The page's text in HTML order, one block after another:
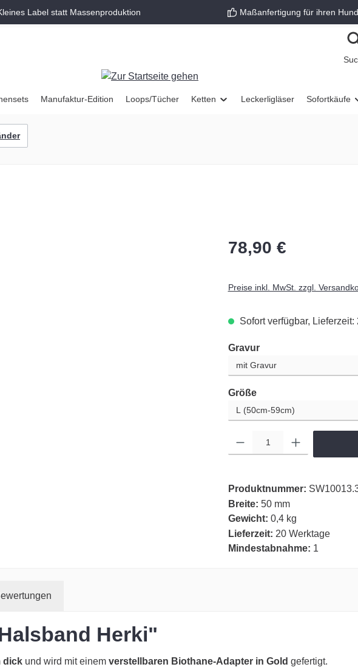
Label statt Massenproduktion Maßanfertigung für ihren Hund
Manufaktur-Edition Loops/Tücher Ketten Leckerligläser Sofortkäufe
78,90 €
Preise inkl. MwSt. zzgl.
Sofort verfügbar, Lieferzeit:
Gravurauswählen
Größeauswählen
Produktnummer:
Breite: 50 mm
Gewicht: 0,4 kg
Lieferzeit: 20 Werktage
Mindestabnahme: 1
Herki"
dick und wird mit einem verstellbaren Biothane-Adapter in Gold gefertigt.